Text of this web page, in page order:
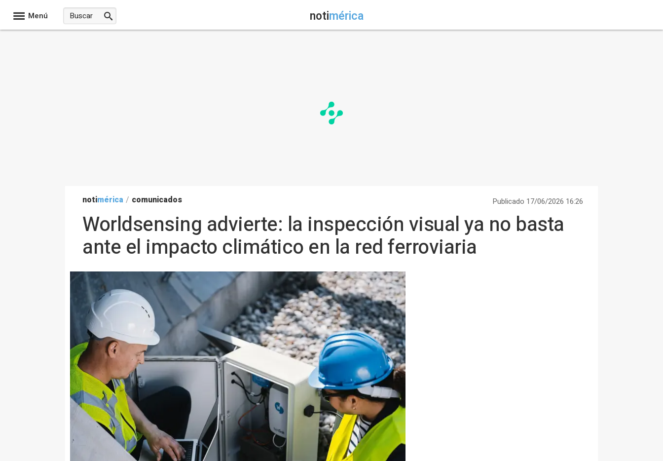
Menú notimérica
notimérica / comunicados Publicado 17/06/2026 16:26
Worldsensing advierte: la inspección visual ya no basta
ante el impacto climático en la red ferroviaria